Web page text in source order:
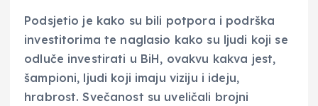
Podsjetio je kako su bili potpora i podrška
investitorima te naglasio kako su ljudi koji se
odluče investirati u BiH, ovakvu kakva jest,
šampioni, ljudi koji imaju viziju i ideju,
hrabrost. Svečanost su uveličali brojni